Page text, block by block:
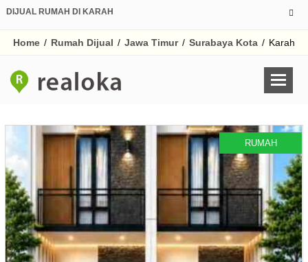
DIJUAL RUMAH DI KARAH
Home / Rumah Dijual / Jawa Timur / Surabaya Kota / Karah
RUMAH